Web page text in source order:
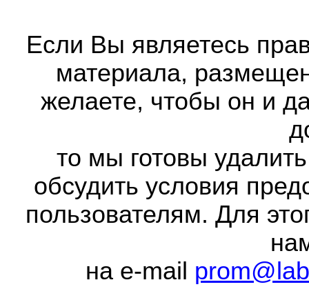
Если Вы являетесь
материала,
желаете, чтобы он и
то мы готовы
обсудить условия
пользователям. Для
на e-mail